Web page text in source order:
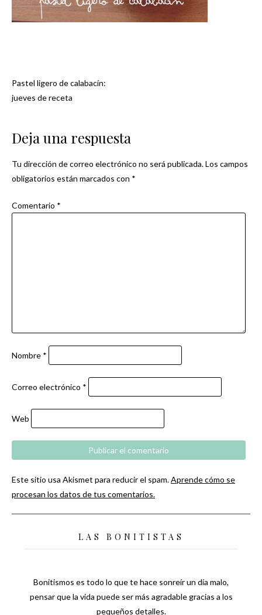
Navegación
Pastel ligero de calabacín:
jueves de receta
Deja una respuesta
Tu dirección de correo electrónico no será publicada.Los campos
obligatorios están marcados con *
Comentario *
Nombre *
Correo electrónico *
Web
Este sitio usa Akismet para reducir el spam.Aprende cómo se
procesan los datos de tus comentarios.
LAS BONITISTAS
Bonitismos es todo lo que te hace sonreír un día malo,
pensar que la vida puede ser más agradable gracias a los
pequeños detalles.